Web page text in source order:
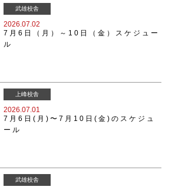
武雄校舎
2026.07.02
7月6日（月）～10日（金）スケジュー
ル
上峰校舎
2026.07.01
7月6日(月)〜7月10日(金)のスケジュ
ール
武雄校舎